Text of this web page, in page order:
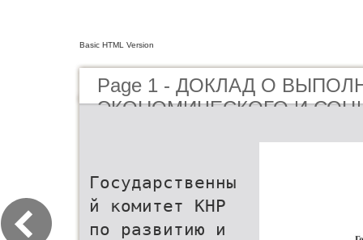
Basic HTML Version
Page 1 - ДОКЛАД О
ЭКОНОМИЧЕСКОГО И
Государственны
й комитет КНР
по развитию и